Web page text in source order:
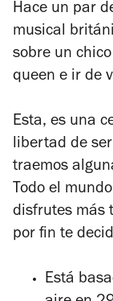
Hace un par
musical
sobre un
queen e ir de
Esta, es una
libertad de
traemos
Todo el
disfrutes más
por fin te
Está